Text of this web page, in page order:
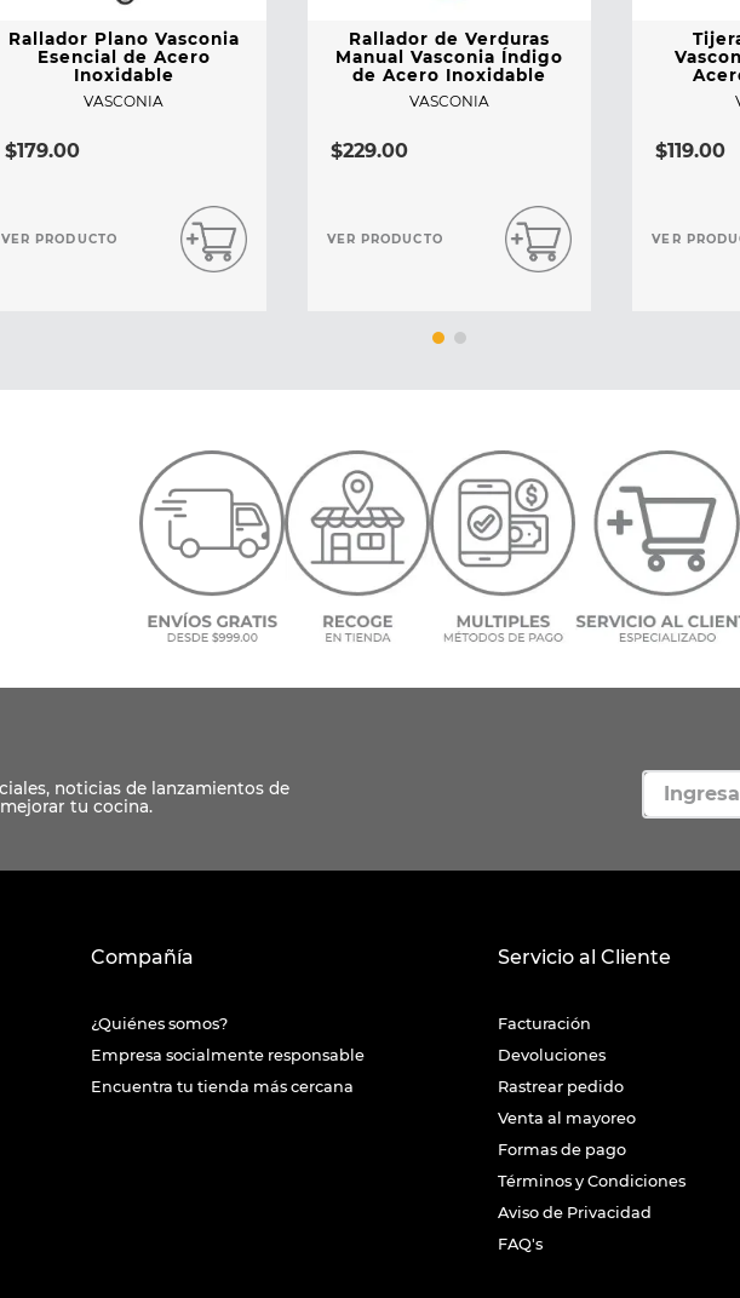
Rallador Plano Vasconia
Esencial de Acero
Inoxidable
VASCONIA
$179.00
VER PRODUCTO
Rallador de Verduras
Manual Vasconia Índigo
de Acero Inoxidable
VASCONIA
$229.00
VER PRODUCTO
$119.00
VER
Compañía
¿Quiénes somos?
Empresa socialmente responsable
Encuentra tu tienda más cercana
Servicio al Cliente
Facturación
Devoluciones
Rastrear pedido
Venta al mayoreo
Formas de pago
Términos y Condiciones
Aviso de Privacidad
FAQ's